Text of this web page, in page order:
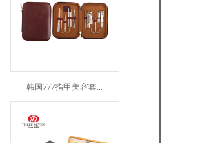
韩国777指甲美容套...